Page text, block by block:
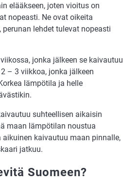
elääkseen, joten vioitus on
nopeasti. Ne ovat oikeita
lehdet tulevat nopeasti
jonka jälkeen se kaivautuu
– 3 viikkoa, jonka jälkeen
lämpötila ja helle
suhteellisen aikaisin
maan lämpötilan noustua
kaivautuu maan pinnalle,
jatkuu.
Suomeen?